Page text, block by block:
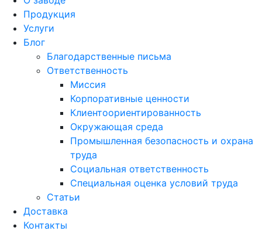
Продукция
Услуги
Блог
Благодарственные письма
Ответственность
Миссия
Корпоративные ценности
Клиентоориентированность
Окружающая среда
Промышленная безопасность и охрана
труда
Социальная ответственность
Специальная оценка условий труда
Статьи
Доставка
Контакты